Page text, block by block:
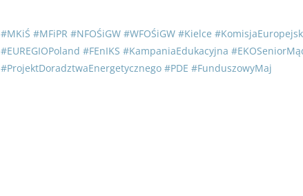
#MKiŚ #MFiPR #NFOŚiGW #WFOŚiGW #Kielce
#EUREGIOPoland #FEnIKS #KampaniaEdukacyjna
#ProjektDoradztwaEnergetycznego #PDE #FunduszowyMaj